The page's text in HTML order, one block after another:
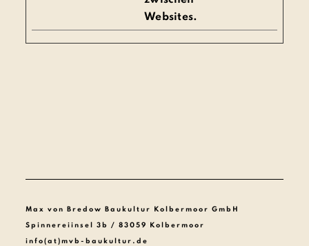
Websites.
Max von Bredow Baukultur Kolbermoor GmbH
Spinnereiinsel 3b / 83059 Kolbermoor
info(at)mvb-baukultur.de